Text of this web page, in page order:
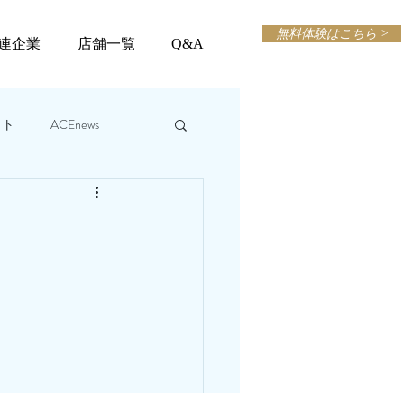
企業 店舗一覧 Q&A
無料体験はこちら >
ACEnews